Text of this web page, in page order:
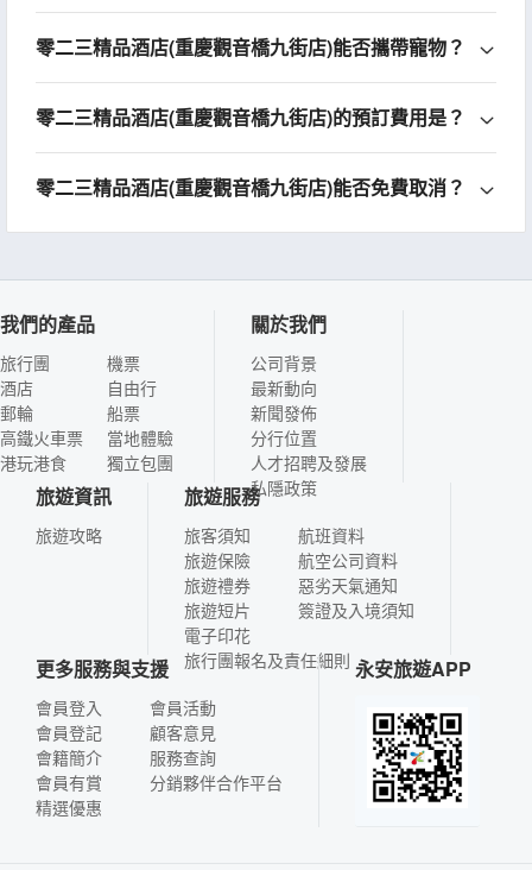
零二三精品酒店(重慶觀音橋九街店)能否攜帶寵物？
零二三精品酒店(重慶觀音橋九街店)的預訂費用是？
零二三精品酒店(重慶觀音橋九街店)能否免費取消？
我們的產品
旅行團
酒店
郵輪
高鐵火車票
港玩港食
機票
自由行
船票
當地體驗
獨立包團
關於我們
公司背景
最新動向
新聞發佈
分行位置
人才招聘及發展
私隱政策
旅遊資訊
旅遊攻略
旅遊服務
旅客須知
旅遊保險
旅遊禮券
旅遊短片
電子印花
航班資料
航空公司資料
惡劣天氣通知
簽證及入境須知
旅行團報名及責任細則
更多服務與支援
會員登入
會員登記
會籍簡介
會員有賞
精選優惠
會員活動
顧客意見
服務查詢
分銷夥伴合作平台
永安旅遊APP